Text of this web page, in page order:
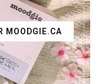
MOODGIE.CA